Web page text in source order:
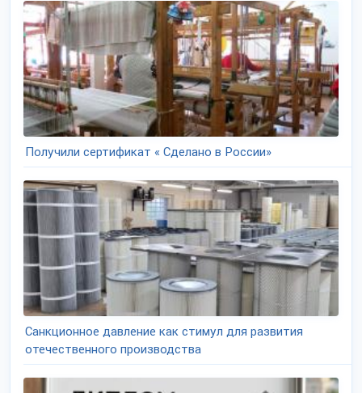
Получили сертификат « Сделано в России»
Санкционное давление как стимул для развития
отечественного производства